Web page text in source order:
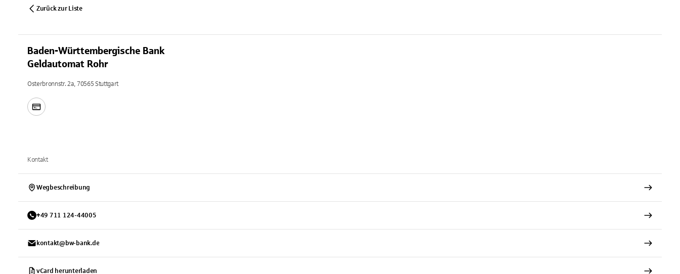
Zurück zur Liste
Baden-Württembergische Bank
Geldautomat Rohr
Osterbronnstr. 2a, 70565 Stuttgart
Kontakt
Wegbeschreibung
+49 711 124-44005
kontakt@bw-bank.de
vCard herunterladen